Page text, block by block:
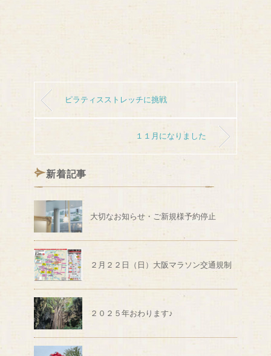
ピラティスストレッチに挑戦
１１月になりました
新着記事
大切なお知らせ・ご新規様予約停止
２月２２日（日）大阪マラソン交通規制
２０２５年おわります♪